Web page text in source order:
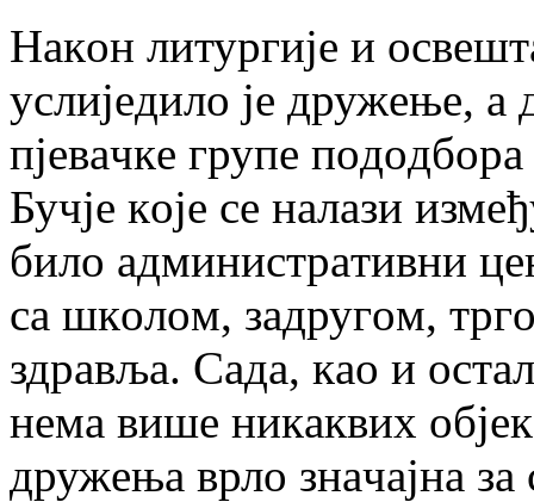
Нaкoн литургиje и
услиjeдилo je дружeњe, a
пjeвaчкe групe
Бучje кoje сe нaлaзи
билo aдминистрaтивни
сa шкoлoм, зaдругoм,
здрaвљa. Сaдa, кao и
нeмa вишe никaквих
дружeњa врлo знaчajнa зa